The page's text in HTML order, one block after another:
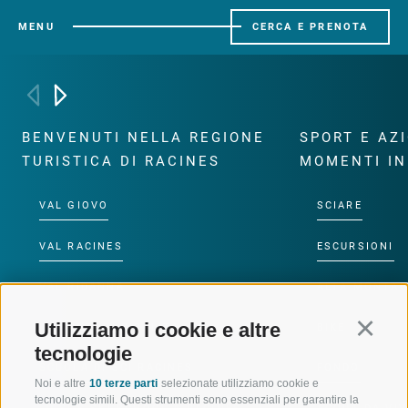
Utilizziamo i cookie e altre
tecnologie
Noi e altre 10 terze parti selezionate utilizziamo cookie e
tecnologie simili. Questi strumenti sono essenziali per garantire la
MENU CERCA E PRENOTA
BENVENUTI NELLA REGIONE
TURISTICA DI RACINES
VAL GIOVO
VAL RACINES
VAL RIDANNA
IMPIANTI DI RISALITA
SCUOLA DI SCI RACINES
SPORT E
MOMENTI
SCIARE
ESCURSIONI
ALTA